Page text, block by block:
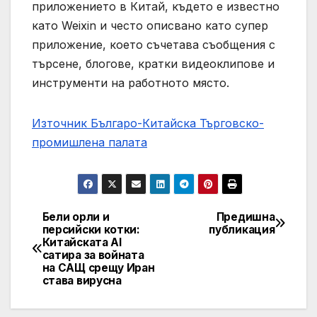
приложението в Китай, където е известно
като Weixin и често описвано като супер
приложение, което съчетава съобщения с
търсене, блогове, кратки видеоклипове и
инструменти на работното място.
Източник Българо-Китайска Търговско-
промишлена палaта
Навигация
Предишна
публикация
Бели орли и
персийски котки:
Китайската AI
сатира за войната
на САЩ срещу Иран
става вирусна